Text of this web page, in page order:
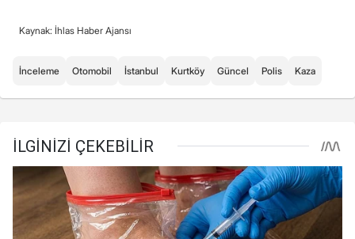
Kaynak: İhlas Haber Ajansı
İnceleme Otomobil İstanbul Kurtköy Güncel Polis Kaza